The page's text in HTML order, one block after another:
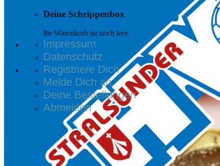
Deine Schrippenbox
Ihr Warenkorb ist noch leer.
Impressum
Datenschutz
Registriere Dich
Melde Dich an
Deine Bestellungen
Abmelden